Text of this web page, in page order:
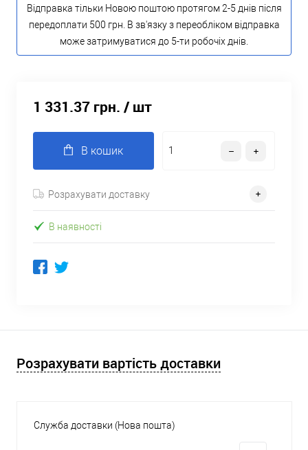
Відправка тільки Новою поштою протягом 2-5 днів після
передоплати 500 грн. В зв'язку з переобліком відправка
може затримуватися до 5-ти робочіх днів.
1 331.37 грн. / шт
В кошик
Розрахувати доставку
В наявності
Розрахувати вартість доставки
Служба доставки (Нова пошта)